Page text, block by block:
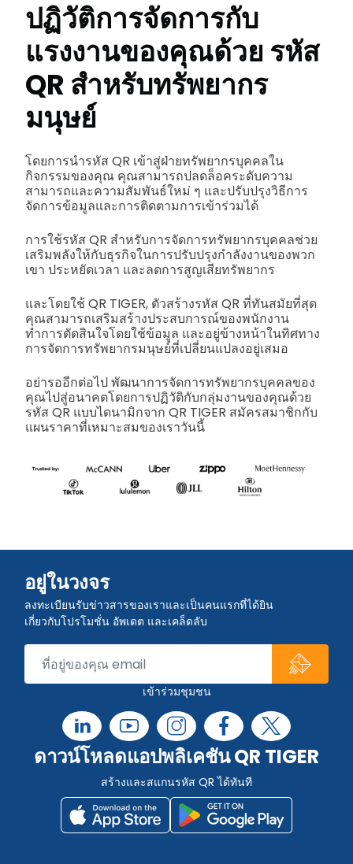
ปฏิวัติการจัดการกับ
แรงงานของคุณด้วย รหัส
QR สำหรับทรัพยากร
มนุษย์
โดยการนำรหัส QR เข้าสู่ฝ่ายทรัพยากรบุคคลใน
กิจกรรมของคุณ คุณสามารถปลดล็อคระดับความ
สามารถและความสัมพันธ์ใหม่ ๆ และปรับปรุงวิธีการ
จัดการข้อมูลและการติดตามการเข้าร่วมได้
การใช้รหัส QR สำหรับการจัดการทรัพยากรบุคคลช่วย
เสริมพลังให้กับธุรกิจในการปรับปรุงกำลังงานของพวก
เขา ประหยัดเวลา และลดการสูญเสียทรัพยากร
และโดยใช้ QR TIGER, ตัวสร้างรหัส QR ที่ทันสมัยที่สุด
คุณสามารถเสริมสร้างประสบการณ์ของพนักงาน
ทำการตัดสินใจโดยใช้ข้อมูล และอยู่ข้างหน้าในทิศทาง
การจัดการทรัพยากรมนุษย์ที่เปลี่ยนแปลงอยู่เสมอ
อย่ารออีกต่อไป พัฒนาการจัดการทรัพยากรบุคคลของ
คุณไปสู่อนาคตโดยการปฏิวัติกับกลุ่มงานของคุณด้วย
รหัส QR แบบไดนามิกจาก QR TIGER สมัครสมาชิกกับ
แผนราคาที่เหมาะสมของเราวันนี้
อยู่ในวงจร
ลงทะเบียนรับข่าวสารของเราและเป็นคนแรกที่ได้ยิน
เกี่ยวกับโปรโมชั่น อัพเดต และเคล็ดลับ
เข้าร่วมชุมชน
ดาวน์โหลดแอปพลิเคชัน QR TIGER
สร้างและสแกนรหัส QR ได้ทันที